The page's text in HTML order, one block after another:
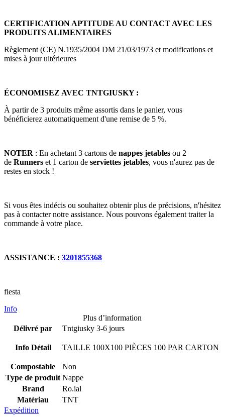
CERTIFICATION APTITUDE AU CONTACT AVEC LES
PRODUITS ALIMENTAIRES
Règlement (CE) N.1935/2004 DM 21/03/1973 et modifications et
mises à jour ultérieures
ÉCONOMISEZ AVEC TNTGIUSKY :
À partir de 3 produits même assortis dans le panier, vous
bénéficierez automatiquement d'une remise de 5 %.
NOTER : En achetant 3 cartons de nappes jetables ou 2
de Runners et 1 carton de serviettes jetables, vous n'aurez pas de
restes en stock !
Si vous êtes indécis ou souhaitez obtenir plus de précisions, n'hésitez
pas à contacter notre assistance. Nous pouvons également traiter la
commande à votre place.
ASSISTANCE : 3201855368
fiesta
Info
Plus d’information
Délivré par
Tntgiusky 3-6 jours
Info Détail TAILLE 100X100 PIÈCES 100 PAR CARTON
Compostable
Non
Type de produit Nappe
Brand
Ro.ial
Matériau
TNT
Expédition